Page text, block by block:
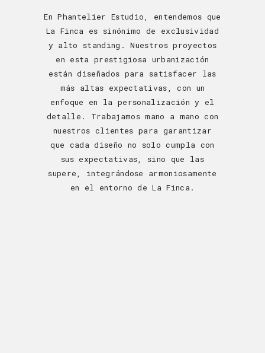
En Phantelier Estudio, entendemos que
La Finca es sinónimo de exclusividad
y alto standing. Nuestros proyectos
en esta prestigiosa urbanización
están diseñados para satisfacer las
más altas expectativas, con un
enfoque en la personalización y el
detalle. Trabajamos mano a mano con
nuestros clientes para garantizar
que cada diseño no solo cumpla con
sus expectativas, sino que las
supere, integrándose armoniosamente
en el entorno de La Finca.